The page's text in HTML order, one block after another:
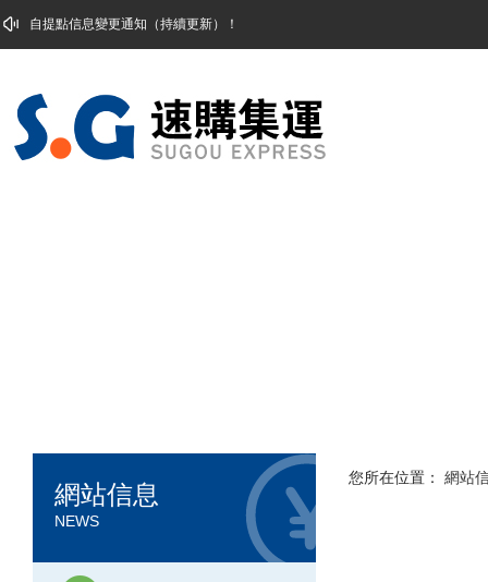
自提點信息變更通知（持續更新）！
網站信息
NEWS
您所在位置： 網站